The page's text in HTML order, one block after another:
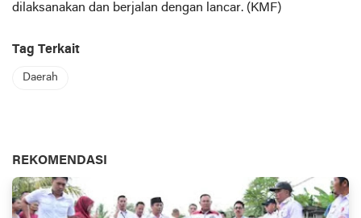
dilaksanakan dan berjalan dengan lancar. (KMF)
Tag Terkait
Daerah
REKOMENDASI